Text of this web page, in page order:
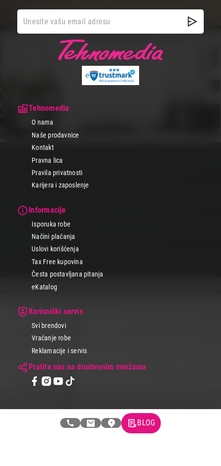
Tehnomedia
O nama
Naše prodavnice
Kontakt
Pravna lica
Pravila privatnosti
Karijera i zaposlenje
Informacije
Isporuka robe
Načini plaćanja
Uslovi korišćenja
Tax Free kupovina
Česta postavljana pitanja
eKatalog
Korisnički servis
Svi brendovi
Vraćanje robe
Reklamacije i servis
Pratite nas na društvenim mrežama
© 2026 Tehnomedia centar d.o.o.
BLOG